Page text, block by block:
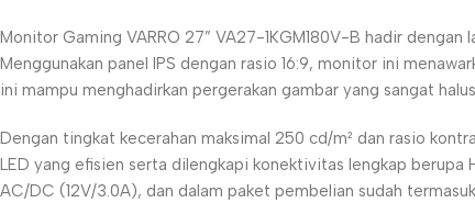
Monitor Gaming VARRO 27” VA27-1KGM180V-B hadir
Menggunakan panel IPS dengan rasio 16:9, monitor ini
ini mampu menghadirkan pergerakan gambar yang sangat
Dengan tingkat kecerahan maksimal 250 cd/m² dan rasio
LED yang efisien serta dilengkapi konektivitas lengkap berupa
AC/DC (12V/3.0A), dan dalam paket pembelian sudah